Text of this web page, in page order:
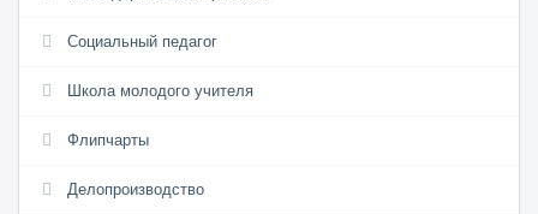
Социальный педагог
Школа молодого учителя
Флипчарты
Делопроизводство